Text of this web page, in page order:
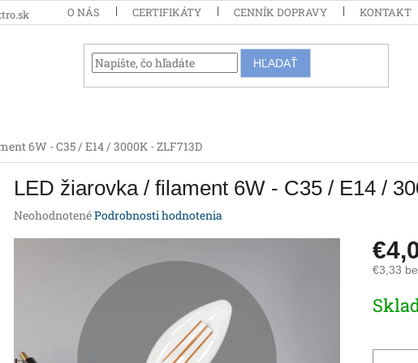
O NÁS CERTIFIKÁTY CENNÍK DOPRAVY KONTAKT
HĽADAŤ
6W - C35 / E14 / 3000K - ZLF713D
LED žiarovka / filament 6W - C35 / E14 /
Priemerné
NeohodnotenéPodrobnosti hodnotenia
€3,33
cena: